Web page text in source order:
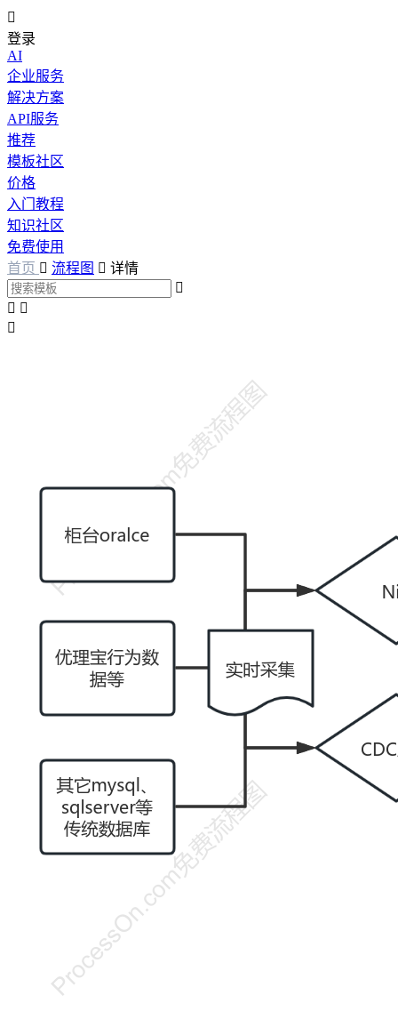

登录
AI
企业服务
解决方案
API服务
推荐
模板社区
价格
入门教程
知识社区
免费使用
首页  流程图  详情

 
